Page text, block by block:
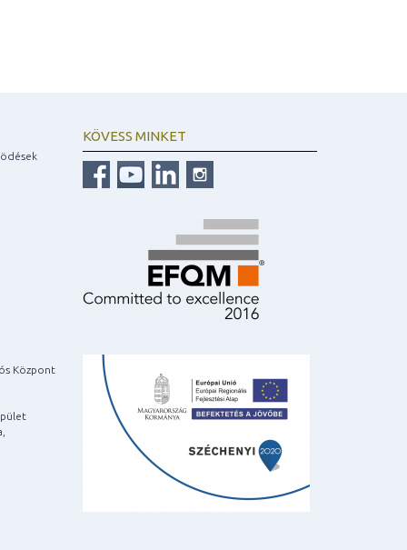
Központ
KÖVESS MINKET